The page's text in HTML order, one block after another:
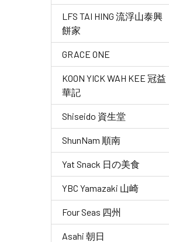
LFS TAI HING 流浮山泰興
餅家
GRACE ONE
KOON YICK WAH KEE 冠益
華記
Shiseido 資生堂
ShunNam 順南
Yat Snack 日の美食
YBC Yamazaki 山崎
Four Seas 四州
Asahi 朝日